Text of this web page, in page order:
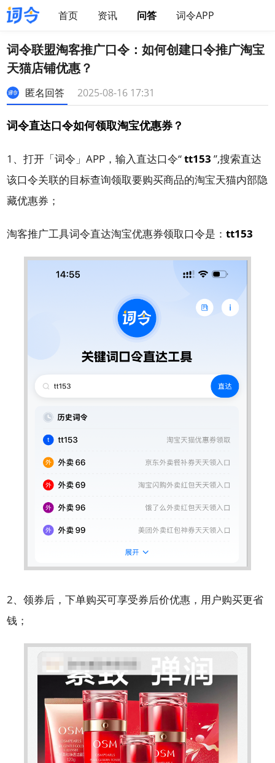
首页 资讯 问答 词令APP
词令联盟淘客推广口令：如何创建口令推广淘宝
天猫店铺优惠？
匿名回答 2025-08-16 17:31
词令直达口令如何领取淘宝优惠券？
1、打开「词令」APP，输入直达口令“tt153 ”,搜索直达
该口令关联的目标查询领取要购买商品的淘宝天猫内部隐
藏优惠券；
淘客推广工具词令直达淘宝优惠券领取口令是：tt153
2、领券后，下单购买可享受券后价优惠，用户购买更省
钱；